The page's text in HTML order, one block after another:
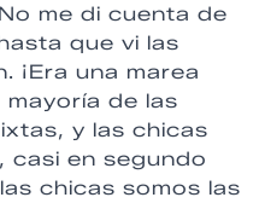
me di cuenta de
que vi las
¡Era una marea
de las
y las chicas
casi en segundo
chicas somos las